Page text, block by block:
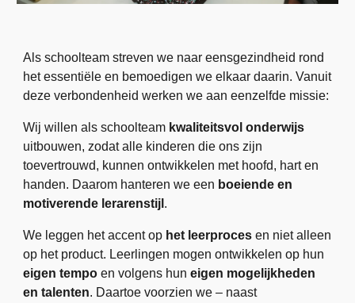
Als schoolteam streven we naar eensgezindheid rond
het essentiële en bemoedigen we elkaar daarin. Vanuit
deze verbondenheid werken we aan eenzelfde missie:
Wij willen als schoolteam kwaliteitsvol onderwijs
uitbouwen, zodat alle kinderen die ons zijn
toevertrouwd, kunnen ontwikkelen met hoofd, hart en
handen. Daarom hanteren we een boeiende en
motiverende lerarenstijl .
We leggen het accent op het leerproces en niet alleen
op het product. Leerlingen mogen ontwikkelen op hun
eigen tempo en volgens huneigen mogelijkheden
en talenten. Daartoe voorzien we – naast